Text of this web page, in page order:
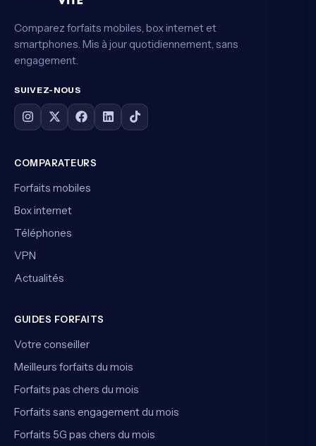
Comparez forfaits mobiles, box internet et
smartphones. Mis à jour quotidiennement, sans
engagement.
SUIVEZ-NOUS
COMPARATEURS
Forfaits mobiles
Box internet
Téléphones
VPN
Actualités
GUIDES FORFAITS
Votre conseiller
Meilleurs forfaits du mois
Forfaits pas chers du mois
Forfaits sans engagement du mois
Forfaits 5G pas chers du mois